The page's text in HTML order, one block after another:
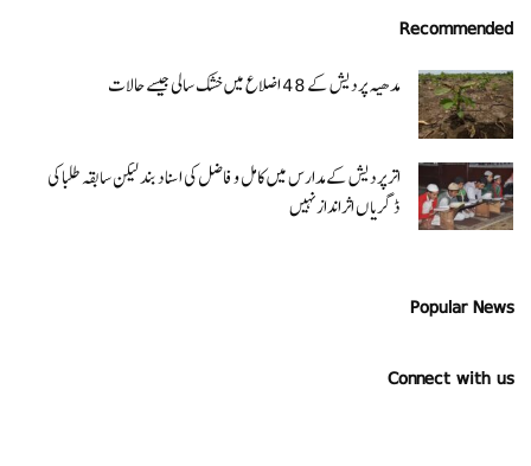
Recommended
مدھیہ پردیش کے 48 اضلاع میں خشک سالی جیسے حالات
اتر پردیش کےمدارس میں کامل و فاضل کی اسناد بند لیکن سابقہ طلبا کی
ڈگریا ں اثرانداز نہیں
Popular News
Connect with us